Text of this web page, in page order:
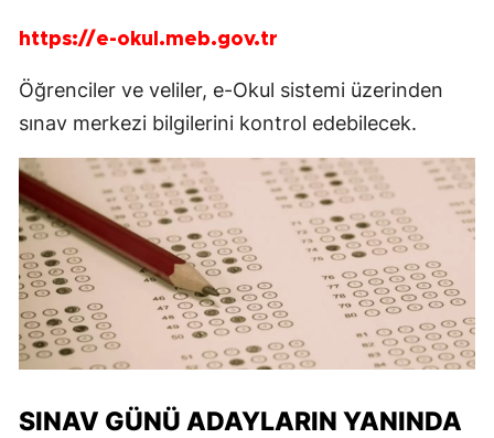
https://e-okul.meb.gov.tr
Öğrenciler ve veliler, e-Okul sistemi üzerinden
sınav merkezi bilgilerini kontrol edebilecek.
SINAV GÜNÜ ADAYLARIN YANINDA